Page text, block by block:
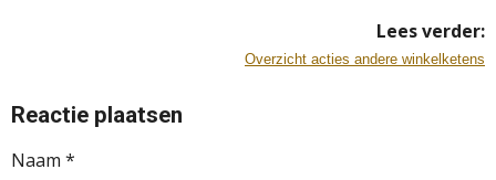
Lees verder:
Overzicht acties andere winkelketens
Reactie plaatsen
Naam *